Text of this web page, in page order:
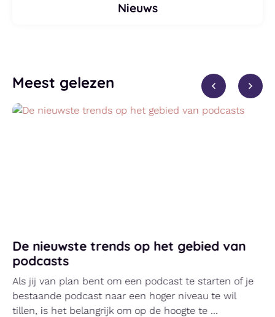
Nieuws
Meest gelezen
De nieuwste trends op het gebied van
podcasts
Als jij van plan bent om een podcast te starten of je
bestaande podcast naar een hoger niveau te wil
tillen, is het belangrijk om op de hoogte te ...